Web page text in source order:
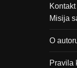
Kontakt
Misija
O
Pravila